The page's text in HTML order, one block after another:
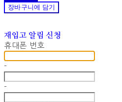
장바구니에 담기
재입고 알림 신청
휴대폰 번호
-
-